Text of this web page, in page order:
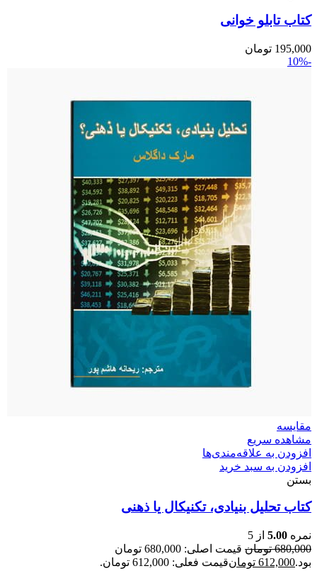
کتاب تابلو خوانی
195,000 تومان
-10%
مقایسه
مشاهده سریع
افزودن به علاقه‌مندی‌ها
افزودن به سبد خرید
بستن
کتاب تحلیل بنیادی، تکنیکال یا ذهنی
نمره 5.00 از 5
680,000 تومان
قیمت اصلی: 680,000 تومان
بود.612,000 تومانقیمت فعلی: 612,000 تومان.